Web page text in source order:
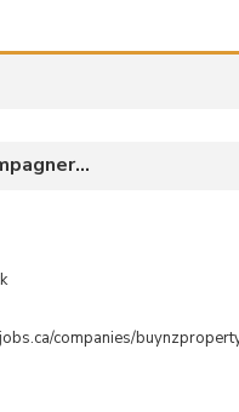
companies/